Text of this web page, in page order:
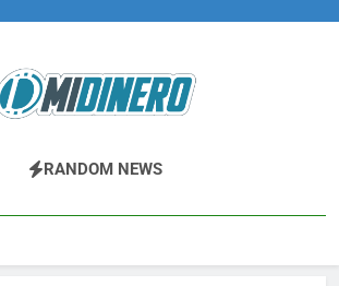
Midinero.co
Fintech, Criptomonedas
RANDOM NEWS